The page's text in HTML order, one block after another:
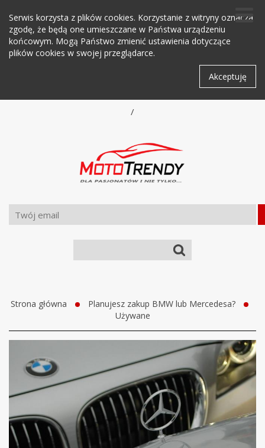
Serwis korzysta z plików cookies. Korzystanie z witryny oznacza
zgodę, że będą one umieszczane w Państwa urządzeniu
końcowym. Mogą Państwo zmienić ustawienia dotyczące
plików cookies w swojej przeglądarce.
Akceptuję
/
Strona główna
Planujesz zakup BMW lub Mercedesa?
Używane